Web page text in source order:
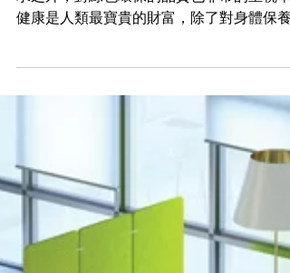
怕什麼甲醛問題？
健康是人類最寶貴的財富，除了對身體保養
重視之外，許多人也從未忽視過對身邊環境
合理布置。 作為辦公空間基礎機構的構建系
統，辦公家具本身是否綠色環保，對每天工
八個小時的上班族們的健康有著很大的...